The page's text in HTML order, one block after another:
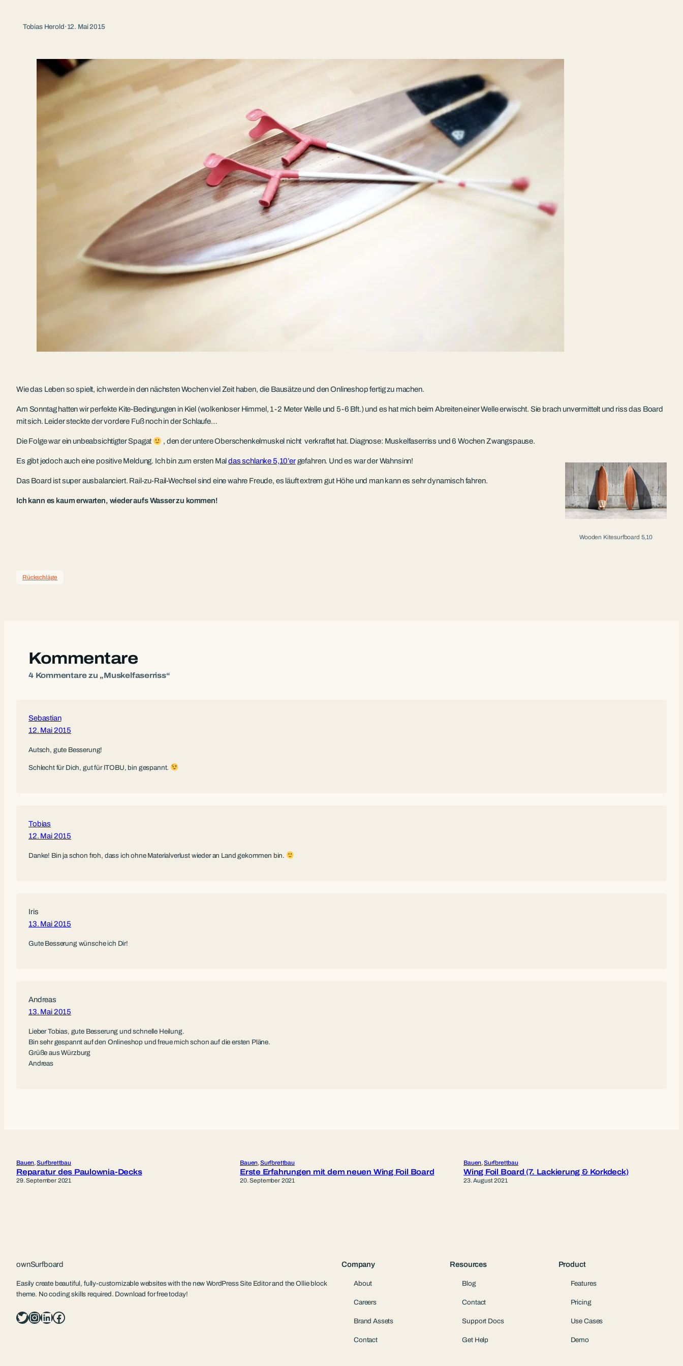
Tobias Herold· 12. Mai 2015
Wie das Leben so spielt, ich werde in den nächsten Wochen viel Zeit haben, die Bausätze und den Onlineshop fertig zu machen.
Am Sonntag hatten wir perfekte Kite-Bedingungen in Kiel (wolkenloser Himmel, 1-2 Meter Welle und 5-6 Bft.) und es hat mich beim Abreiten einer Welle erwischt. Sie brach unvermittelt und riss das Board
mit sich. Leider steckte der vordere Fuß noch in der Schlaufe…
Die Folge war ein unbeabsichtigter Spagat , den der untere Oberschenkelmuskel nicht verkraftet hat. Diagnose: Muskelfaserriss und 6 Wochen Zwangspause.
Wooden Kitesurfboard 5,10
Es gibt jedoch auch eine positive Meldung. Ich bin zum ersten Maldas schlanke 5,10’ergefahren. Und es war der Wahnsinn!
Das Board ist super ausbalanciert. Rail-zu-Rail-Wechsel sind eine wahre Freude, es läuft extrem gut Höhe und man kann es sehr dynamisch fahren.
Ich kann es kaum erwarten, wieder aufs Wasser zu kommen!
Rückschläge
Kommentare
4 Kommentare zu „Muskelfaserriss“
Sebastian
12. Mai 2015
Autsch, gute Besserung!
Schlecht für Dich, gut für ITOBU, bin gespannt.
Tobias
12. Mai 2015
Danke! Bin ja schon froh, dass ich ohne Materialverlust wieder an Land gekommen bin.
Iris
13. Mai 2015
Gute Besserung wünsche ich Dir!
Andreas
13. Mai 2015
Lieber Tobias, gute Besserung und schnelle Heilung.
Bin sehr gespannt auf den Onlineshop und freue mich schon auf die ersten Pläne.
Grüße aus Würzburg
Andreas
Bauen, Surfbrettbau
Reparatur des Paulownia-Decks
29. September 2021
Bauen, Surfbrettbau
Erste Erfahrungen mit dem neuen Wing Foil Board
20. September 2021
Bauen, Surfbrettbau
Wing Foil Board (7. Lackierung & Korkdeck)
23. August 2021
ownSurfboard
Easily create beautiful, fully-customizable websites with the new WordPress Site Editor and the Ollie block
theme. No coding skills required. Download for free today!
Twitter InstagramLinkedIn Facebook
Company
About
Careers
Brand Assets
Contact
Resources
Blog
Contact
Support Docs
Get Help
Product
Features
Pricing
Use Cases
Demo